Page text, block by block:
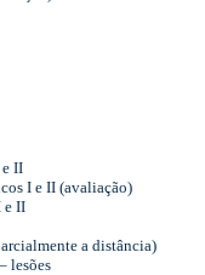
II
I e II (avaliação)
e II
a distância)
lesões